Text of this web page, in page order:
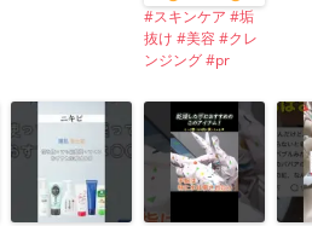
#スキンケア #垢
抜け #美容 #クレ
ンジング #pr